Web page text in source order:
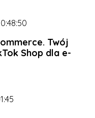
Twój
Shop dla e-